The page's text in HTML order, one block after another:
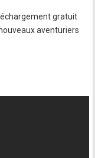
gratuit
aventuriers